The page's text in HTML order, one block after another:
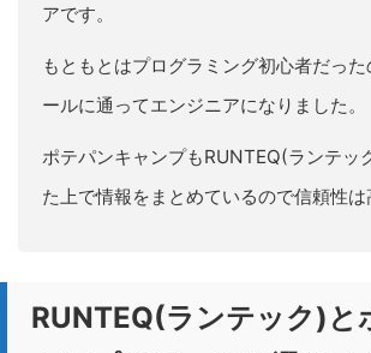
アです。
もともとはプログラミング初心者だっ
ールに通ってエンジニアになりました。
ポテパンキャンプもRUNTEQ(ランテッ
た上で情報をまとめているので信頼性は
RUNTEQ(ランテック)と